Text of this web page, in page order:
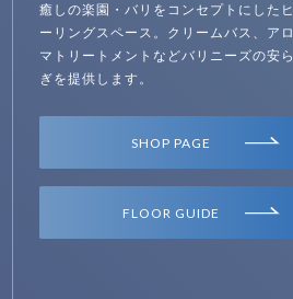
癒しの楽園・バリをコンセプトにしたヒ
ーリングスペース。クリームバス、アロ
マトリートメントなどバリニーズの安ら
ぎを提供します。
SHOP PAGE
FLOOR GUIDE